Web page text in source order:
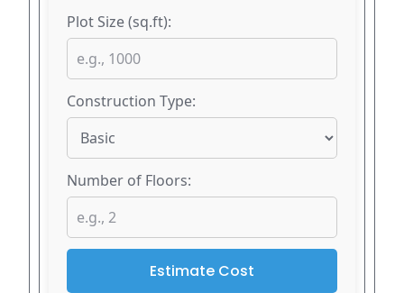
Plot Size (sq.ft):
Construction Type:
Number of Floors:
Estimate Cost